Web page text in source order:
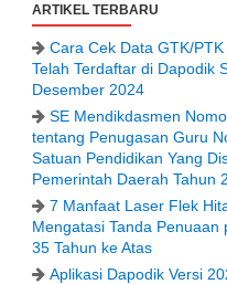
ARTIKEL TERBARU
Cara Cek Data GTK/
Telah Terdaftar di Dapodik
Desember 2024
SE Mendikdasmen
tentang Penugasan Guru
Satuan Pendidikan Yang
Pemerintah Daerah Tahun
7 Manfaat Laser Flek
Mengatasi Tanda Penuaan
35 Tahun ke Atas
Aplikasi Dapodik Versi